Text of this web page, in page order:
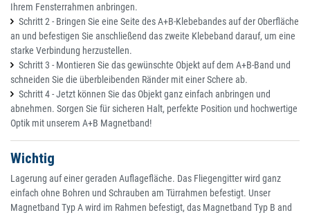
Ihrem Fensterrahmen anbringen.
Schritt 2 - Bringen Sie eine Seite des A+B-Klebebandes auf der Oberfläche
an und befestigen Sie anschließend das zweite Klebeband darauf, um eine
starke Verbindung herzustellen.
Schritt 3 - Montieren Sie das gewünschte Objekt auf dem A+B-Band und
schneiden Sie die überbleibenden Ränder mit einer Schere ab.
Schritt 4 - Jetzt können Sie das Objekt ganz einfach anbringen und
abnehmen. Sorgen Sie für sicheren Halt, perfekte Position und hochwertige
Optik mit unserem A+B Magnetband!
Wichtig
Lagerung auf einer geraden Auflagefläche. Das Fliegengitter wird ganz
einfach ohne Bohren und Schrauben am Türrahmen befestigt. Unser
Magnetband Typ A wird im Rahmen befestigt, das Magnetband Typ B and